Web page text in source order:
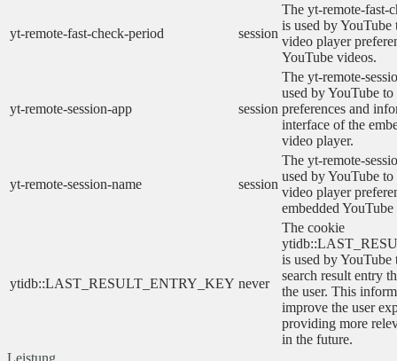
yt-remote-fast-check-period session
The yt-remote-fast-
is used by YouTube
video player
YouTube videos.
yt-remote-session-app session
The yt-remote-
used by YouTube to
preferences and
interface of the
video player.
yt-remote-session-name session
The yt-remote-
used by YouTube to
video player
embedded
ytidb::LAST_RESULT_ENTRY_KEY never
The cookie
is used by YouTube
search result entry
the user. This
improve the user
providing more
in the future.
Leistung